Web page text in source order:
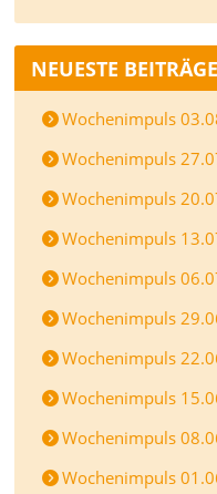
NEUESTE BEITRÄGE
Wochenimpuls
Wochenimpuls
Wochenimpuls
Wochenimpuls
Wochenimpuls
Wochenimpuls
Wochenimpuls
Wochenimpuls
Wochenimpuls
Wochenimpuls